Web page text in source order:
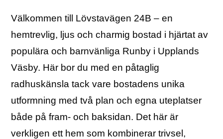
Välkommen till Lövstavägen 24B – en
hemtrevlig, ljus och charmig bostad i hjärtat av
populära och barnvänliga Runby i Upplands
Väsby. Här bor du med en påtaglig
radhuskänsla tack vare bostadens unika
utformning med två plan och egna uteplatser
både på fram- och baksidan. Det här är
verkligen ett hem som kombinerar trivsel,